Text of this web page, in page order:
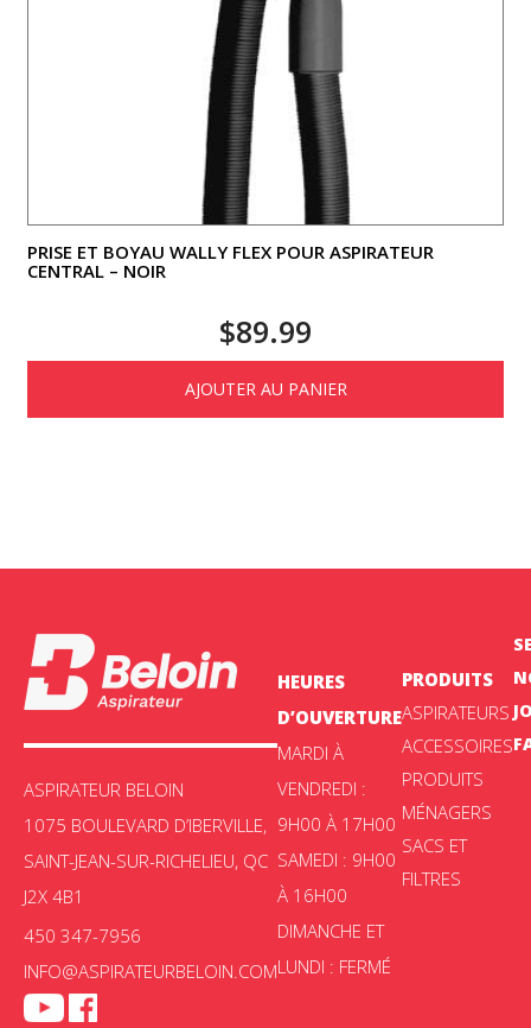
PRISE ET BOYAU WALLY FLEX POUR ASPIRATEUR
CENTRAL – NOIR
$89.99
AJOUTER AU PANIER
ASPIRATEUR BELOIN
1075 BOULEVARD D’IBERVILLE,
SAINT-JEAN-SUR-RICHELIEU, QC
J2X 4B1
450 347-7956
INFO@ASPIRATEURBELOIN.COM
HEURES
D’OUVERTURE
MARDI À
VENDREDI :
9H00 À 17H00
SAMEDI : 9H00
À 16H00
DIMANCHE ET
LUNDI : FERMÉ
PRODUITS
ASPIRATEURS
ACCESSOIRES
PRODUITS
MÉNAGERS
SACS ET
FILTRES